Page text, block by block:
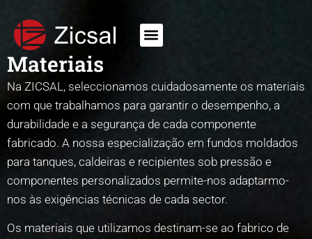
Materiais
Na ZICSAL, seleccionamos cuidadosamente os materiais
com que trabalhamos para garantir o desempenho, a
durabilidade e a segurança de cada componente
fabricado. A nossa especialização em fundos moldados
para tanques, caldeiras e recipientes sob pressão e
componentes personalizados permite-nos adaptarmo-
nos às exigências técnicas de cada sector.
Os materiais que utilizamos destinam-se ao fabrico de